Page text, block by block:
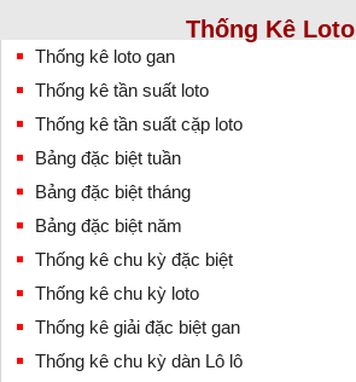
Thống Kê Loto
Thống kê loto gan
Thống kê tần suất loto
Thống kê tần suất cặp loto
Bảng đặc biệt tuần
Bảng đặc biệt tháng
Bảng đặc biệt năm
Thống kê chu kỳ đặc biệt
Thống kê chu kỳ loto
Thống kê giải đặc biệt gan
Thống kê chu kỳ dàn Lô lô